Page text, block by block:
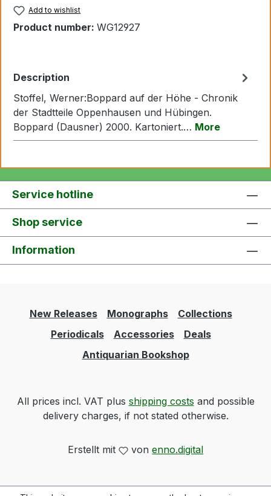
Add to wishlist
Product number: WG12927
Description
Stoffel, Werner:Boppard auf der Höhe - Chronik
der Stadtteile Oppenhausen und Hübingen.
Boppard (Dausner) 2000. Kartoniert.… More
Service hotline
Shop service
Information
New Releases Monographs
Collections
Periodicals
Accessories
Deals
Antiquarian Bookshop
All prices incl. VAT plus shipping costs and possible
delivery charges, if not stated otherwise.
Erstellt mit vonenno.digital